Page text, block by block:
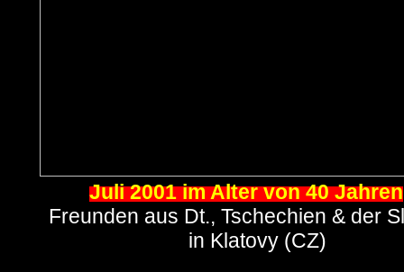
Juli 2001im Alter von 40 Jahren
Freunden aus Dt., Tschechien & der
in Klatovy (CZ)